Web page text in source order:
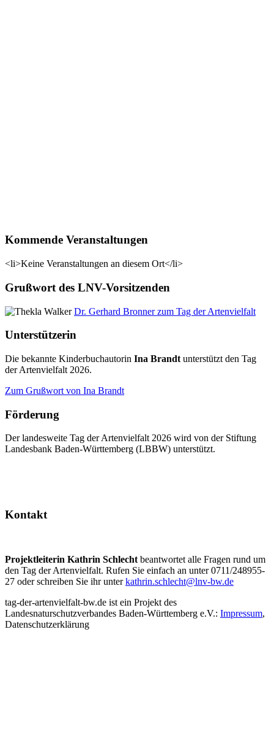
Kommende Veranstaltungen
<li>Keine Veranstaltungen an diesem Ort</li>
Grußwort des LNV-Vorsitzenden
Dr. Gerhard Bronner zum Tag der Artenvielfalt
Unterstützerin
Die bekannte Kinderbuchautorin Ina Brandt unterstützt den Tag
der Artenvielfalt 2026.
Zum Grußwort von Ina Brandt
Förderung
Der landesweite Tag der Artenvielfalt 2026 wird von der Stiftung
Landesbank Baden-Württemberg (LBBW) unterstützt.
Kontakt
Projektleiterin Kathrin Schlecht beantwortet alle Fragen rund um
den Tag der Artenvielfalt. Rufen Sie einfach an unter 0711/248955-
27 oder schreiben Sie ihr unterkathrin.schlecht@lnv-bw.de
tag-der-artenvielfalt-bw.de ist ein Projekt des
Landesnaturschutzverbandes Baden-Württemberg e.V.: Impressum,
Datenschutzerklärung